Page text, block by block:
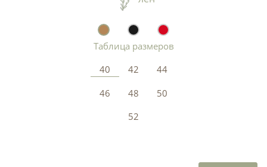
Таблица размеров
40
42
44
46
48
50
52